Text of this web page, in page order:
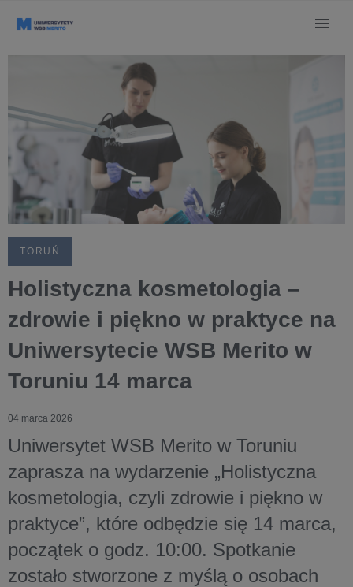
TORUŃ
Holistyczna kosmetologia –
zdrowie i piękno w praktyce na
Uniwersytecie WSB Merito w
Toruniu 14 marca
04 marca 2026
Uniwersytet WSB Merito w Toruniu
zaprasza na wydarzenie „Holistyczna
kosmetologia, czyli zdrowie i piękno w
praktyce”, które odbędzie się 14 marca,
początek o godz. 10:00. Spotkanie
zostało stworzone z myślą o osobach